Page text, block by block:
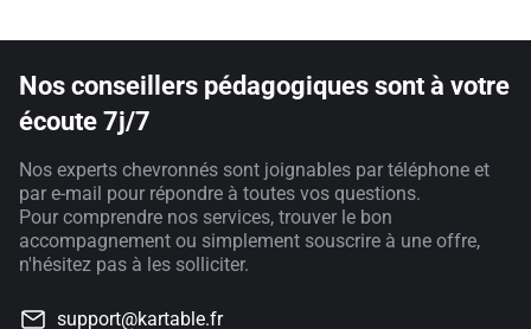
Nos conseillers pédagogiques sont à votre
écoute 7j/7
Nos experts chevronnés sont joignables par téléphone et
par e-mail pour répondre à toutes vos questions.
Pour comprendre nos services, trouver le bon
accompagnement ou simplement souscrire à une offre,
n'hésitez pas à les solliciter.
support@kartable.fr